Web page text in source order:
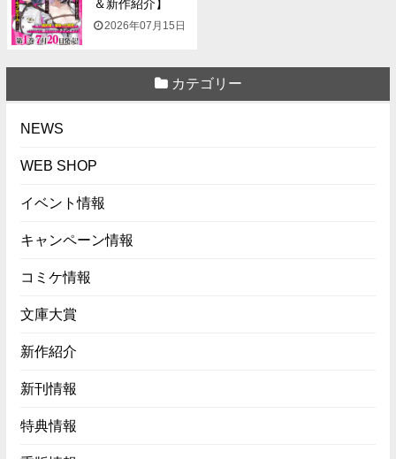
＆新作紹介】
『NTR...
2026年07月15日
カテゴリー
NEWS
WEB SHOP
イベント情報
キャンペーン情報
コミケ情報
文庫大賞
新作紹介
新刊情報
特典情報